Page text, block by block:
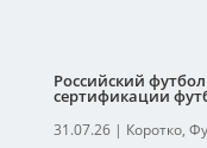
Российский
сертификации
31.07.26| Коротко,